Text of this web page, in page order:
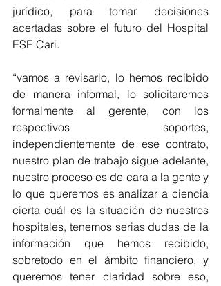
jurídico, para tomar decisiones
acertadas sobre el futuro del Hospital
ESE Cari.
“vamos a revisarlo, lo hemos recibido
de manera informal, lo solicitaremos
formalmente al gerente, con los
respectivos soportes,
independientemente de ese contrato,
nuestro plan de trabajo sigue adelante,
nuestro proceso es de cara a la gente y
lo que queremos es analizar a ciencia
cierta cuál es la situación de nuestros
hospitales, tenemos serias dudas de la
información que hemos recibido,
sobretodo en el ámbito financiero, y
queremos tener claridad sobre eso,